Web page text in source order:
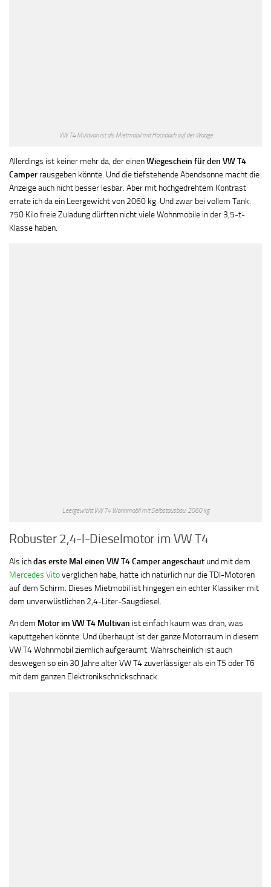
VW T4 Multivan ist als Mietmobil mit Hochdach auf der Waage
Allerdings ist keiner mehr da, der einenWiegeschein für den VW T4
Camper rausgeben könnte. Und die tiefstehende Abendsonne macht die
Anzeige auch nicht besser lesbar. Aber mit hochgedrehtem Kontrast
errate ich da ein Leergewicht von 2060 kg. Und zwar bei vollem Tank.
750 Kilo freie Zuladung dürften nicht viele Wohnmobile in der 3,5-t-
Klasse haben.
Leergewicht VW T4 Wohnmobil mit Selbstausbau: 2060 kg
Robuster 2,4-l-Dieselmotor im VW T4
Als ichdas erste Mal einen VW T4 Camper angeschaut und mit dem
Mercedes Vitoverglichen habe, hatte ich natürlich nur die TDI-Motoren
auf dem Schirm. Dieses Mietmobil ist hingegen ein echter Klassiker mit
dem unverwüstlichen 2,4-Liter-Saugdiesel.
An dem Motor im VW T4 Multivan ist einfach kaum was dran, was
kaputtgehen könnte. Und überhaupt ist der ganze Motorraum in diesem
VW T4 Wohnmobil ziemlich aufgeräumt. Wahrscheinlich ist auch
deswegen so ein 30 Jahre alter VW T4 zuverlässiger als ein T5 oder T6
mit dem ganzen Elektronikschnickschnack.